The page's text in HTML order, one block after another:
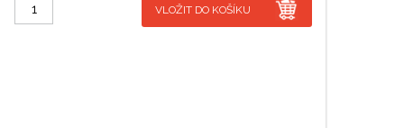
VLOŽIT DO KOŠÍKU